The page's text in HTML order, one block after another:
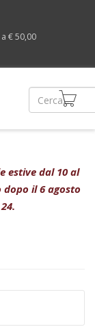
€ 50,00
estive dal 10 al
dopo il 6 agosto